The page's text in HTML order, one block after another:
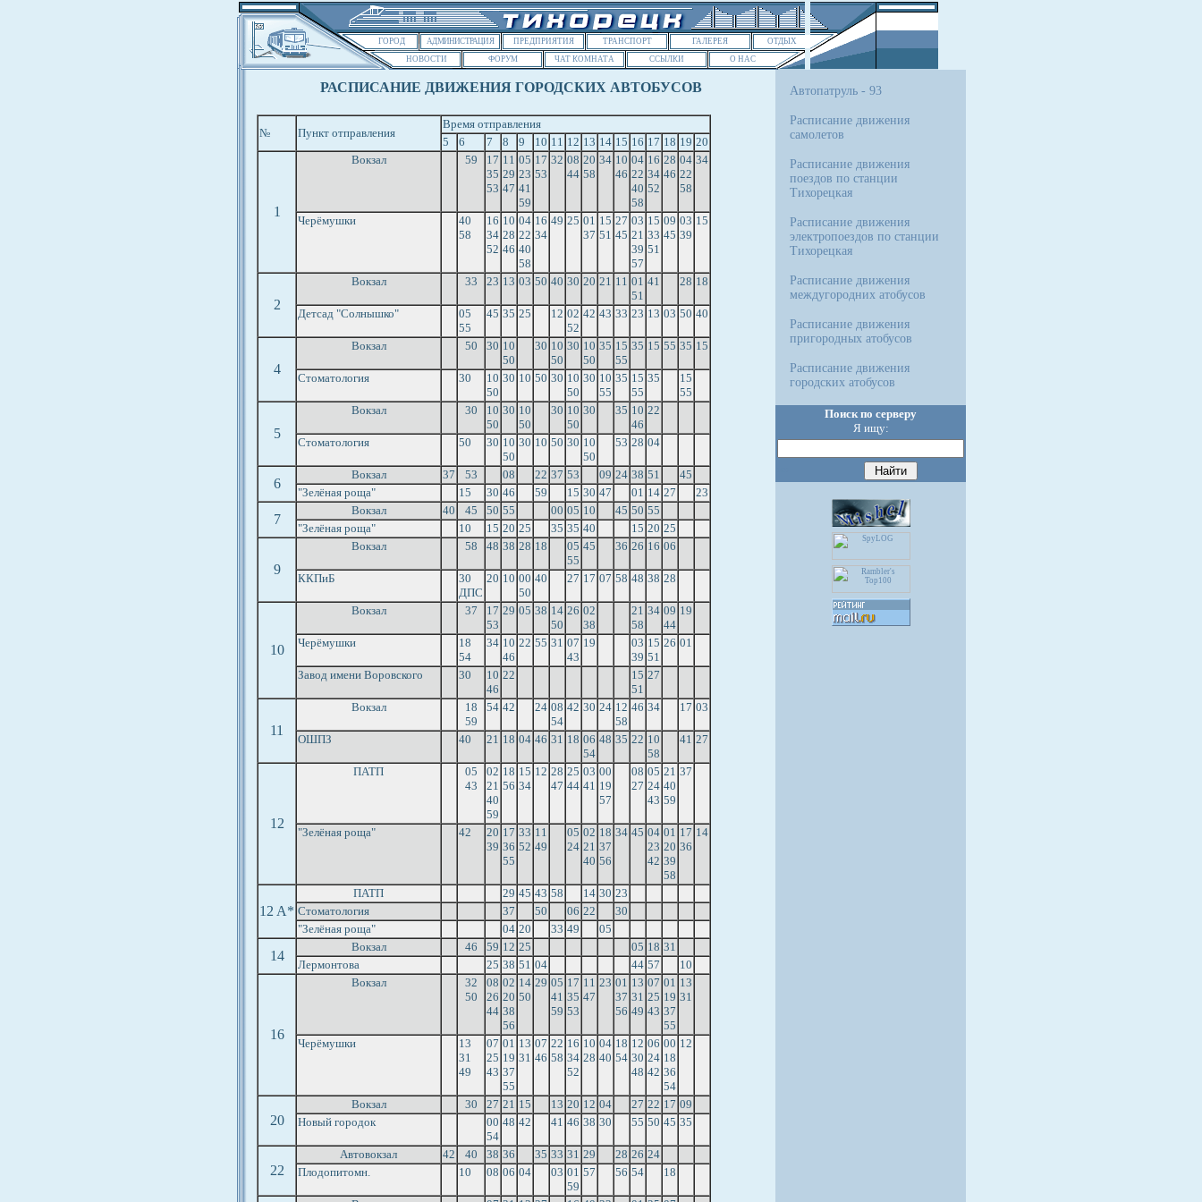
ГОРОД АДМИНИСТРАЦИЯ ПРЕДПРИЯТИЯ ТРАНСПОРТ ГАЛЕРЕЯ
ОТДЫХ
НОВОСТИ
ФОРУМ ЧАТ КОМНАТА ССЫЛКИ О НАС
РАСПИСАНИЕ ДВИЖЕНИЯ ГОРОДСКИХ АВТОБУСОВ
№ Пункт отправления
Время отправления
5
6 7 8 9 10 11 12 13 14 15 16 17 18 19 20
1
Вокзал 59
17
35
53
11
29
47
05
23
41
59
17
53
32 08
44
20
58
34 10
46
04
22
40
58
16
34
52
28
46
04
22
58
34
Черёмушки
40
58
16
34
52
10
28
46
04
22
40
58
16
34
49 25 01
37
15
51
27
45
03
21
39
57
15
33
51
09
45
03
39
15
2
Вокзал 33 23 13 03 50 40 30 20 21 11 01
51
41 28 18
Детсад "Солнышко"
05
55
45 35 25 12 02
52
42 43 33 23 13 03 50 40
4
Вокзал 50 30 10
50
30 10
50
30 10
50
35 15
55
35 15 55 35 15
Стоматология 30
10
50
30 10 50 30 10
50
30 10
55
35 15
55
35
15
55
5
Вокзал 30
10
50
30 10
50
30 10
50
30 35 10
46
22
Стоматология 50 30 10
50
30 10 50 30 10
50
53 28 04
6
Вокзал 37 53 08 22 37 53 09 24 38 51
45
"Зелёная роща"
15 30 46 59 15 30 47 01 14 27 23
7
Вокзал 40 45 50 55 00 05 10 45 50 55
"Зелёная роща"
10 15 20 25 35 35 40 15 20 25
9
Вокзал 58 48 38 28 18
05
55
45 36 26 16 06
ККПиБ
30
ДПС
20 10 00
50
40 27 17 07 58 48 38 28
10
Вокзал 37
17
53
29 05 38 14
50
26 02
38
21
58
34 09
44
19
Черёмушки
18
54
34 10
46
22 55 31 07
43
19
03
39
15
51
26 01
Завод имени Воровского 30
10
46
22
15
51
27
11
Вокзал
18
59
54 42 24 08
54
42 30 24 12
58
46 34 17 03
ОШПЗ 40 21 18 04 46 31 18 06
54
48 35 22 10
58
41 27
12
ПАТП
05
43
02
21
40
59
18
56
15
34
12 28
47
25
44
03
41
00
19
57
08
27
05
24
43
21
40
59
37
"Зелёная роща" 42
20
39
17
36
55
33
52
11
49
05
24
02
21
40
18
37
56
34 45 04
23
42
01
20
39
58
17
36
14
12 A*
ПАТП 29 45 43 58 14 30 23
Стоматология
37 50 06 22
30
"Зелёная роща"
04 20 33 49 05
14
Вокзал 46 59 12 25 05 18 31
Лермонтова
25 38 51 04 44 57 10
16
Вокзал
32
50
08
26
44
02
20
38
56
14
50
29 05
41
59
17
35
53
11
47
23 01
37
56
13
31
49
07
25
43
01
19
37
55
13
31
Черёмушки
13
31
49
07
25
43
01
19
37
55
13
31
07
46
22
58
16
34
52
10
28
04
40
18
54
12
30
48
06
24
42
00
18
36
54
12
20
Вокзал 30 27 21 15 13 20 12 04 27 22 17 09
Новый городок
00
54
48 42 41 46 38 30 55 50 45 35
22
Автовокзал 42 40 38 36 35 33 31 29 28 26 24
Плодопитомн.
10 08 06 04 03 01
59
57 56 54 18
Автопатруль - 93
Расписание движения
самолетов
Расписание движения
поездов по станции
Тихорецкая
Расписание движения
электропоездов по станции
Тихорецкая
Расписание движения
междугородних атобусов
Расписание движения
пригородных атобусов
Расписание движения
городских атобусов
Поиск по серверу
Я ищу: